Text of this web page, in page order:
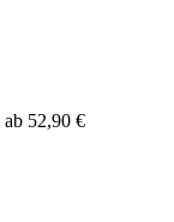
ab 52,90 €